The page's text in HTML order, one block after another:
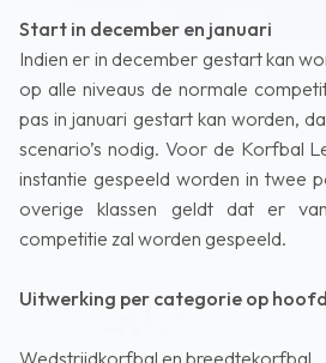
Start in december en januari
Indien er in december gestart kan
op alle niveaus de normale
pas in januari gestart kan worden,
scenario’s nodig. Voor de Korfbal
instantie gespeeld worden in twee
overige klassen geldt dat er
competitie zal worden gespeeld.
Uitwerking per categorie op
Wedstrijdkorfbal en breedtekorfbal